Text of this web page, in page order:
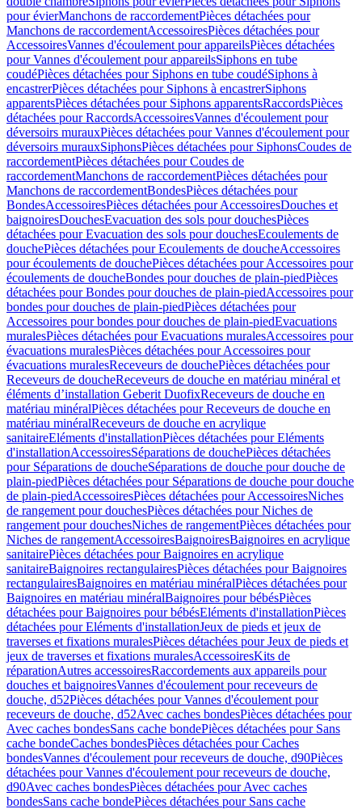
pour évierManchons de raccordementPièces détachées pour
Manchons de raccordementAccessoiresPièces détachées pour
AccessoiresVannes d'écoulement pour appareilsPièces détachées
pour Vannes d'écoulement pour appareilsSiphons en tube
coudéPièces détachées pour Siphons en tube coudéSiphons à
encastrerPièces détachées pour Siphons à encastrerSiphons
apparentsPièces détachées pour Siphons apparentsRaccordsPièces
détachées pour RaccordsAccessoiresVannes d'écoulement pour
déversoirs murauxPièces détachées pour Vannes d'écoulement pour
déversoirs murauxSiphonsPièces détachées pour SiphonsCoudes de
raccordementPièces détachées pour Coudes de
raccordementManchons de raccordementPièces détachées pour
Manchons de raccordementBondesPièces détachées pour
BondesAccessoiresPièces détachées pour AccessoiresDouches et
baignoiresDouchesEvacuation des sols pour douchesPièces
détachées pour Evacuation des sols pour douchesEcoulements de
douchePièces détachées pour Ecoulements de doucheAccessoires
pour écoulements de douchePièces détachées pour Accessoires pour
écoulements de doucheBondes pour douches de plain-piedPièces
détachées pour Bondes pour douches de plain-piedAccessoires pour
bondes pour douches de plain-piedPièces détachées pour
Accessoires pour bondes pour douches de plain-piedEvacuations
muralesPièces détachées pour Evacuations muralesAccessoires pour
évacuations muralesPièces détachées pour Accessoires pour
évacuations muralesReceveurs de douchePièces détachées pour
Receveurs de doucheReceveurs de douche en matériau minéral et
éléments d’installation Geberit DuofixReceveurs de douche en
matériau minéralPièces détachées pour Receveurs de douche en
matériau minéralReceveurs de douche en acrylique
sanitaireEléments d'installationPièces détachées pour Eléments
d'installationAccessoiresSéparations de douchePièces détachées
pour Séparations de doucheSéparations de douche pour douche de
plain-piedPièces détachées pour Séparations de douche pour douche
de plain-piedAccessoiresPièces détachées pour AccessoiresNiches
de rangement pour douchesPièces détachées pour Niches de
rangement pour douchesNiches de rangementPièces détachées pour
Niches de rangementAccessoiresBaignoiresBaignoires en acrylique
sanitairePièces détachées pour Baignoires en acrylique
sanitaireBaignoires rectangulairesPièces détachées pour Baignoires
rectangulairesBaignoires en matériau minéralPièces détachées pour
Baignoires en matériau minéralBaignoires pour bébésPièces
détachées pour Baignoires pour bébésEléments d'installationPièces
détachées pour Eléments d'installationJeux de pieds et jeux de
traverses et fixations muralesPièces détachées pour Jeux de pieds et
jeux de traverses et fixations muralesAccessoiresKits de
réparationAutres accessoiresRaccordements aux appareils pour
douches et baignoiresVannes d'écoulement pour receveurs de
douche, d52Pièces détachées pour Vannes d'écoulement pour
receveurs de douche, d52Avec caches bondesPièces détachées pour
Avec caches bondesSans cache bondePièces détachées pour Sans
cache bondeCaches bondesPièces détachées pour Caches
bondesVannes d'écoulement pour receveurs de douche, d90Pièces
détachées pour Vannes d'écoulement pour receveurs de douche,
d90Avec caches bondesPièces détachées pour Avec caches
bondesSans cache bondePièces détachées pour Sans cache